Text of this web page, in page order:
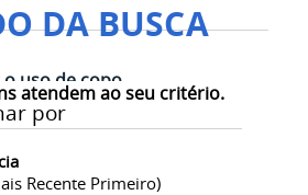
DA BUSCA
atendem ao seu critério.
por
Recente Primeiro)
uso de copo